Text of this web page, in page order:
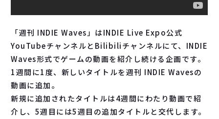
「週刊 INDIE Waves」はINDIE Live Expo公式
YouTubeチャンネルとBilibiliチャンネルにて、INDIE
Waves形式でゲームの動画を紹介し続ける企画です。
1週間に1度、新しいタイトルを週刊 INDIE Wavesの
動画に追加。
新規に追加されたタイトルは4週間にわたり動画で紹
介し、5週目には5週目の追加タイトルと交代します。